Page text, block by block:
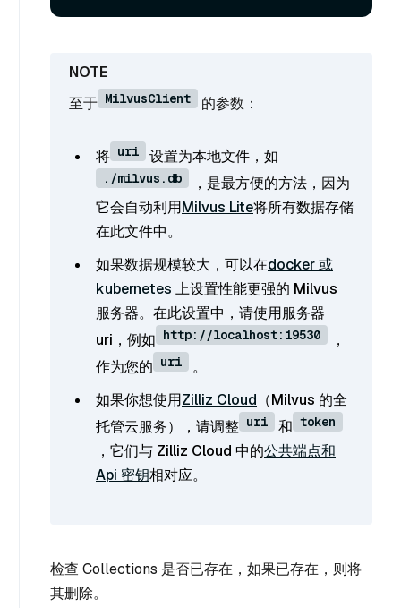
至于 MilvusClient 的参数：
将 uri 设置为本地文件，如
./milvus.db
，是最方便的方法，因为
它会自动利用Milvus Lite将所有数据存储
在此文件中。
如果数据规模较大，可以在docker 或
kubernetes 上设置性能更强的 Milvus
服务器。在此设置中，请使用服务器
uri，例如 http://localhost:19530
，
作为您的 uri
。
如果你想使用Zilliz Cloud （Milvus 的全
托管云服务），请调整 uri 和 token
，它们与 Zilliz Cloud 中的公共端点和
Api 密钥相对应。
检查 Collections 是否已存在，如果已存在，则将
其删除。